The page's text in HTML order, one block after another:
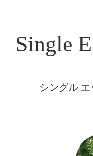
Single
シングル